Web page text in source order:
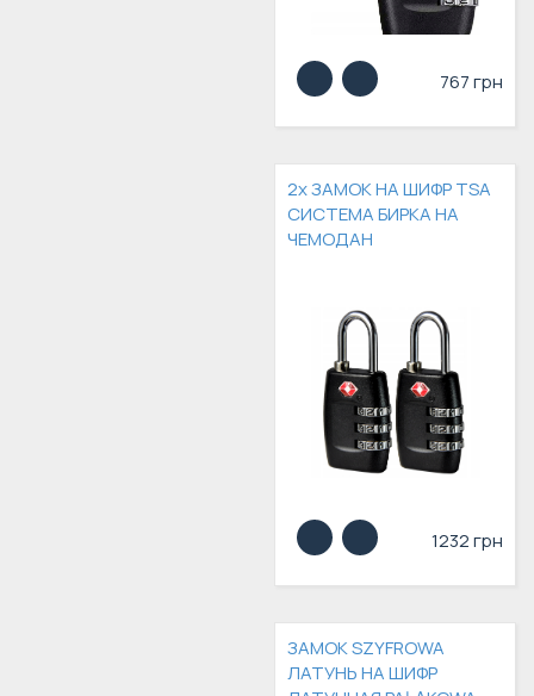
767 грн
2x ЗАМОК НА ШИФР TSA
СИСТЕМА БИРКА НА
ЧЕМОДАН
1232 грн
ЗАМОК SZYFROWA
ЛАТУНЬ НА ШИФР